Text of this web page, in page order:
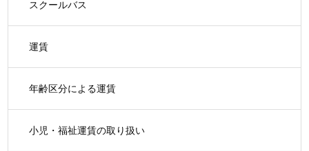
スクールバス
運賃
年齢区分による運賃
小児・福祉運賃の取り扱い